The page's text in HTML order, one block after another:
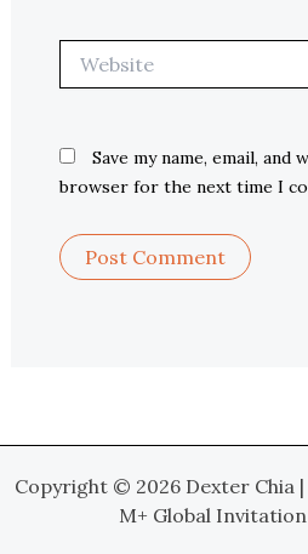
Save my name, email, and
browser for the next time I
Copyright © 2026 Dexter Chia |
M+ Global